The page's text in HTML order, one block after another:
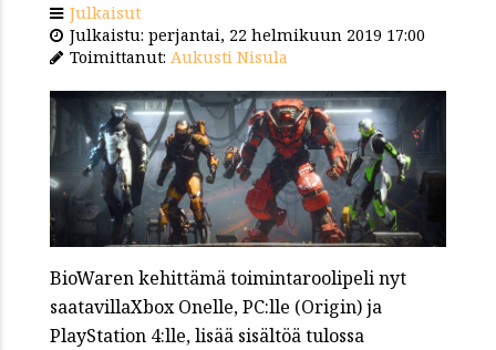
Julkaisut
Julkaistu: perjantai, 22 helmikuun 2019 17:00
Toimittanut: Aukusti Nisula
BioWaren kehittämä toimintaroolipeli nyt
saatavillaXbox Onelle, PC:lle (Origin) ja
PlayStation 4:lle, lisää sisältöä tulossa